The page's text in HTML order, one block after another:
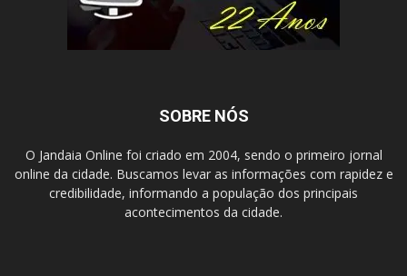
SOBRE NÓS
O Jandaia Online foi criado em 2004, sendo o primeiro jornal
online da cidade. Buscamos levar as informações com rapidez e
credibilidade, informando a população dos principais
acontecimentos da cidade.